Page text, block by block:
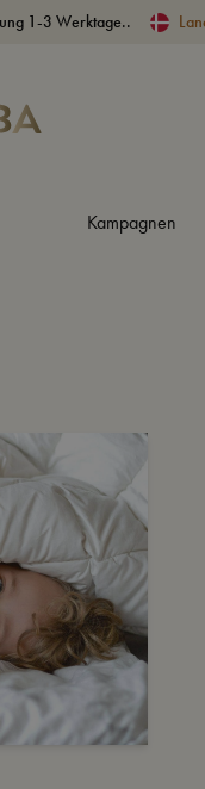
1-3 Werktage..
Kampagnen